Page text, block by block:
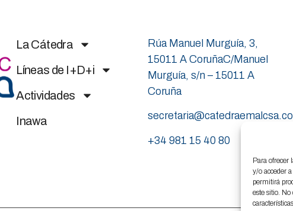
Para ofrecer
y/o acceder
permitirá
este sitio.
La Cátedra
Líneas de I+D+i
Actividades
Inawa
Rúa Manuel Murguía, 3,
15011 A CoruñaC/Manuel
Murguía, s/n – 15011 A
Coruña
+34 981 15 40 80